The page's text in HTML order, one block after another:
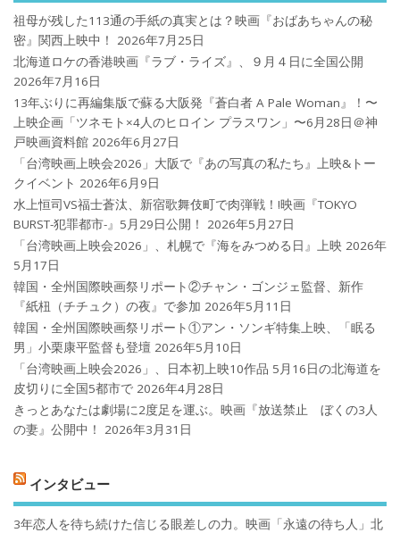
祖母が残した113通の手紙の真実とは？映画『おばあちゃんの秘
密』関西上映中！
2026年7月25日
北海道ロケの香港映画『ラブ・ライズ』、９月４日に全国公開
2026年7月16日
13年ぶりに再編集版で蘇る大阪発『蒼白者 A Pale Woman』！〜
上映企画「ツネモト×4人のヒロイン プラスワン」〜6月28日＠神
戸映画資料館 2026年6月27日
「台湾映画上映会2026」大阪で『あの写真の私たち』上映&トー
クイベント 2026年6月9日
水上恒司VS福士蒼汰、新宿歌舞伎町で肉弾戦！!映画『TOKYO
BURST-犯罪都市-』5月29日公開！
2026年5月27日
「台湾映画上映会2026」、札幌で『海をみつめる日』上映 2026年
5月17日
韓国・全州国際映画祭リポート②チャン・ゴンジェ監督、新作
『紙杻（チチュク）の夜』で参加 2026年5月11日
韓国・全州国際映画祭リポート①アン・ソンギ特集上映、「眠る
男」小栗康平監督も登壇 2026年5月10日
「台湾映画上映会2026」、日本初上映10作品 5月16日の北海道を
皮切りに全国5都市で 2026年4月28日
きっとあなたは劇場に2度足を運ぶ。映画『放送禁止 ぼくの3人
の妻』公開中！
2026年3月31日
インタビュー
3年恋人を待ち続けた信じる眼差しの力。映画「永遠の待ち人」北